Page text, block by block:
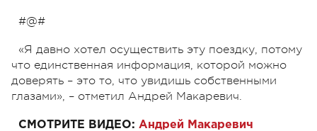
#@#
«Я давно хотел осуществить эту поездку, потому
что единственная информация, которой можно
доверять – это то, что увидишь собственными
глазами», – отметил Андрей Макаревич.
СМОТРИТЕ ВИДЕО: Андрей Макаревич